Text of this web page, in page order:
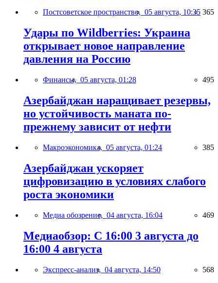
Постсоветское пространство, 05 августа, 10:35 365
Удары по Wildberries: Украина
открывает новое направление
давления на Россию
Финансы, 05 августа, 01:28 495
Азербайджан наращивает резервы,
но устойчивость маната по-
прежнему зависит от нефти
Макроэкономика, 05 августа, 01:24 385
Азербайджан ускоряет
цифровизацию в условиях слабого
роста экономики
Медиа обозрение, 04 августа, 16:04 469
Медиаобзор: С 16:00 3 августа до
16:00 4 августа
Экспресс-анализ, 04 августа, 14:50 568